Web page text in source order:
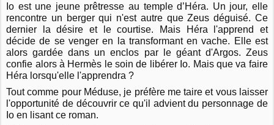
Io est une jeune prêtresse au temple d’Héra. Un jour, elle
rencontre un berger qui n'est autre que Zeus déguisé. Ce
dernier la désire et le courtise. Mais Héra l'apprend et
décide de se venger en la transformant en vache. Elle est
alors gardée dans un enclos par le géant d'Argos. Zeus
confie alors à Hermès le soin de libérer Io. Mais que va faire
Héra lorsqu'elle l'apprendra ?
Tout comme pour Méduse, je préfère me taire et vous laisser
l'opportunité de découvrir ce qu'il advient du personnage de
Io en lisant ce roman.